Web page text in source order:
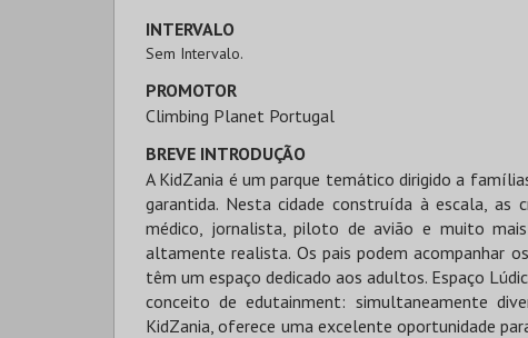
INTERVALO
Sem Intervalo.
PROMOTOR
Climbing Planet Portugal
BREVE INTRODUÇÃO
A KidZania é um parque temático dirigido a
garantida. Nesta cidade construída à escala, as
médico, jornalista, piloto de avião e muito
altamente realista. Os pais podem acompanhar
têm um espaço dedicado aos adultos. Espaço
conceito de edutainment: simultaneamente
KidZania, oferece uma excelente oportunidade